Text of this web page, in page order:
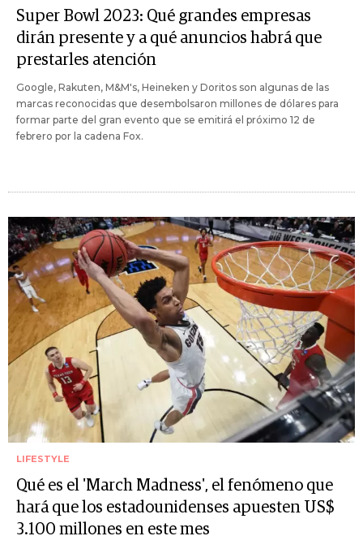
Super Bowl 2023: Qué grandes empresas
dirán presente y a qué anuncios habrá que
prestarles atención
Google, Rakuten, M&M's, Heineken y Doritos son algunas de las
marcas reconocidas que desembolsaron millones de dólares para
formar parte del gran evento que se emitirá el próximo 12 de
febrero por la cadena Fox.
LIFESTYLE
Qué es el 'March Madness', el fenómeno que
hará que los estadounidenses apuesten US$
3.100 millones en este mes